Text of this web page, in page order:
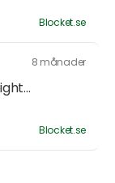
Blocket.se
8 månader
Blocket.se